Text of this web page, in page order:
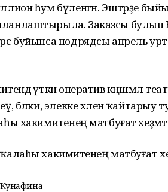
һум бүленгән. Эштәрҙе
Заказсы булып
буйынса подрядсы апрель
үткән оператив кәңәшмәлә
бәлки, элекке хәленә ҡайтарыу
хакимиәтенең матбуғат
хакимиәтенең матбуғат
Ҡунафина